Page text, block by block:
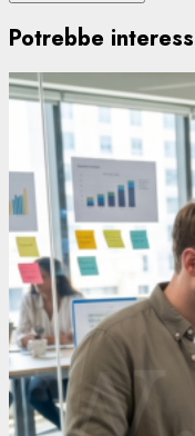
Potrebbe